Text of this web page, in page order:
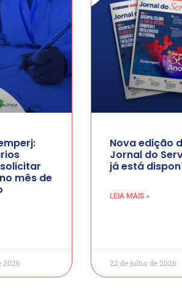
mês de
2026
Nova edição
Jornal do
já está
LEIA MAIS »
22 de julho de 2026